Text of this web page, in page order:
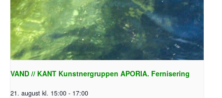
VAND // KANT Kunstnergruppen APORIA. Fernisering
21. august kl. 15:00 - 17:00